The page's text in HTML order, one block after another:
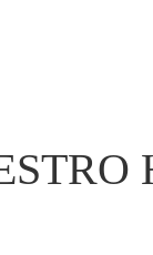
estatuas